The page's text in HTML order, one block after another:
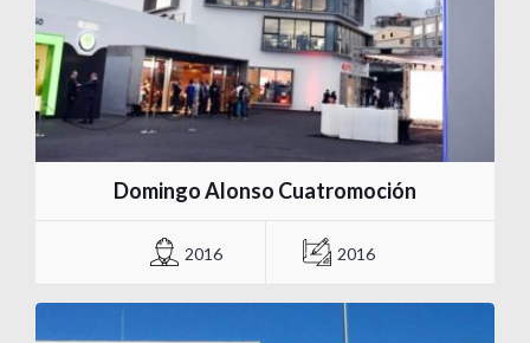
Domingo Alonso Cuatromoción
2016 2016